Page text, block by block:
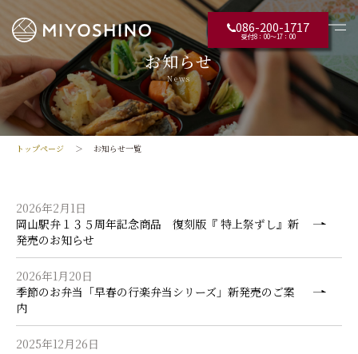
086-200-1717
受付8：00〜17：00
お知らせ
News
トップページ お知らせ一覧
2026年2月1日
岡山駅弁１３５周年記念商品 復刻版『 特上祭ずし』新
発売のお知らせ
2026年1月20日
季節のお弁当「早春の行楽弁当シリーズ」新発売のご案
内
2025年12月26日